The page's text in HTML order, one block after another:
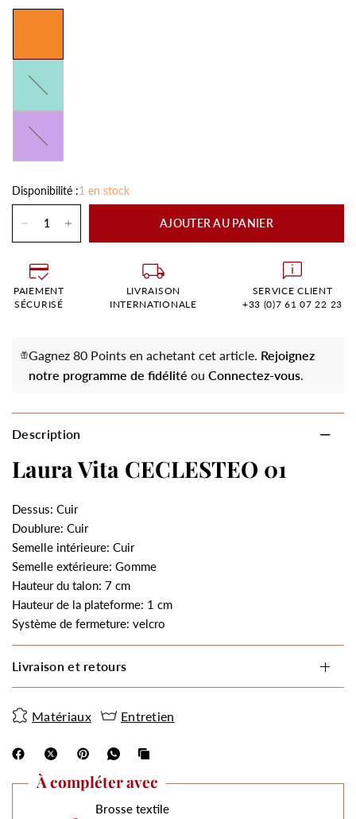
Disponibilité :1 en stock
AJOUTER AU PANIER
PAIEMENT
SÉCURISÉ
LIVRAISON
INTERNATIONALE
SERVICE CLIENT
+33 (0)7 61 07 22 23
Gagnez 80 Points en achetant cet article. Rejoignez
notre programme de fidélité ouConnectez-vous.
Description
Laura Vita CECLESTEO 01
Dessus: Cuir
Doublure: Cuir
Semelle intérieure: Cuir
Semelle extérieure: Gomme
Hauteur du talon: 7 cm
Hauteur de la plateforme: 1 cm
Système de fermeture: velcro
Livraison et retours
Matériaux Entretien
À compléter avec
Brosse textile